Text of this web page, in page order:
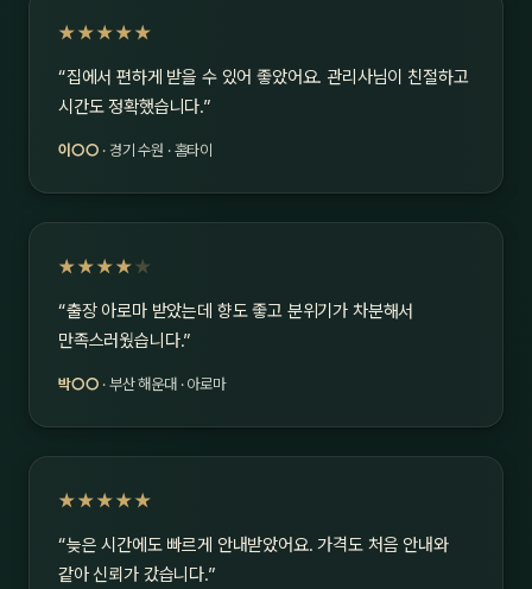
★★★★★
“집에서 편하게 받을 수 있어 좋았어요. 관리사님이 친절하고
시간도 정확했습니다.”
이○○ · 경기 수원 · 홈타이
★★★★ ★
“출장 아로마 받았는데 향도 좋고 분위기가 차분해서
만족스러웠습니다.”
박○○ · 부산 해운대 · 아로마
★★★★★
“늦은 시간에도 빠르게 안내받았어요. 가격도 처음 안내와
같아 신뢰가 갔습니다.”